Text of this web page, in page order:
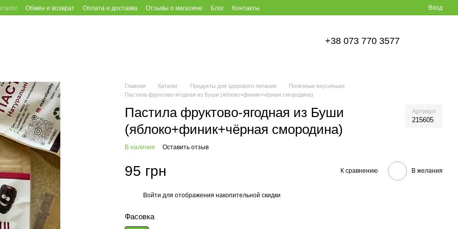
Обмен и возврат Оплата и доставка Отзывы о магазине Блог Контакты Вход
+38 073 770 3577
Главная Каталог Продукты для здорового питания
Полезные вкусняшки
Пастила фруктово-ягодная из Буши (яблоко+финик+чёрная смородина)
Пастила фруктово-ягодная из Буши
(яблоко+финик+чёрная смородина)
Артикул
215605
В наличии Оставить отзыв
95 грн К сравнению В желания
Войти для отображения накопительной скидки
Фасовка